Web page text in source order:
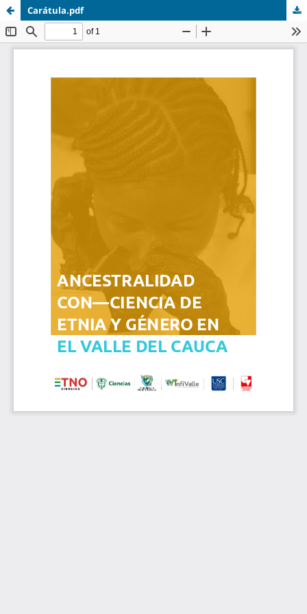
Carátula.pdf